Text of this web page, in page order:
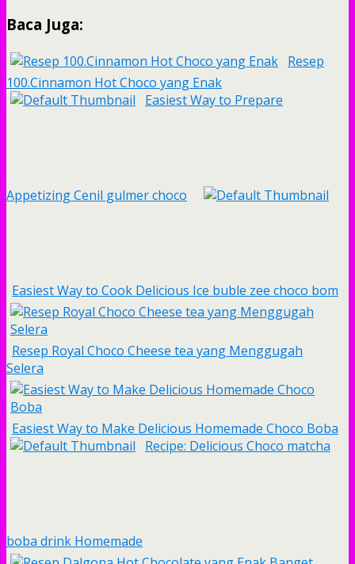
Baca Juga:
Resep
100.Cinnamon Hot Choco yang Enak
Easiest Way to Prepare
Appetizing Cenil gulmer choco
Easiest Way to Cook Delicious Ice buble zee choco bom
Resep Royal Choco Cheese tea yang Menggugah
Selera
Easiest Way to Make Delicious Homemade Choco Boba
Recipe: Delicious Choco matcha
boba drink Homemade